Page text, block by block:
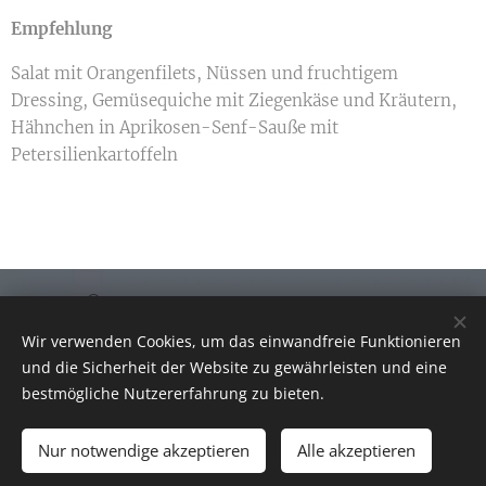
ZUM WARENKORB HINZUFÜGEN
Empfehlung
Salat mit Orangenfilets, Nüssen und fruchtigem
Dressing, Gemüsequiche mit Ziegenkäse und Kräutern,
Hähnchen in Aprikosen-Senf-Sauße mit
Petersilienkartoffeln
© 2021
Alle Rechte vorbehalten
Cookies
Wir verwenden Cookies, um das einwandfreie Funktionieren
und die Sicherheit der Website zu gewährleisten und eine
bestmögliche Nutzererfahrung zu bieten.
Nur notwendige akzeptieren Alle akzeptieren